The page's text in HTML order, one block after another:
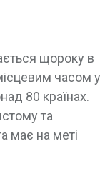
щороку в
часом у
80 країнах.
та
має на меті